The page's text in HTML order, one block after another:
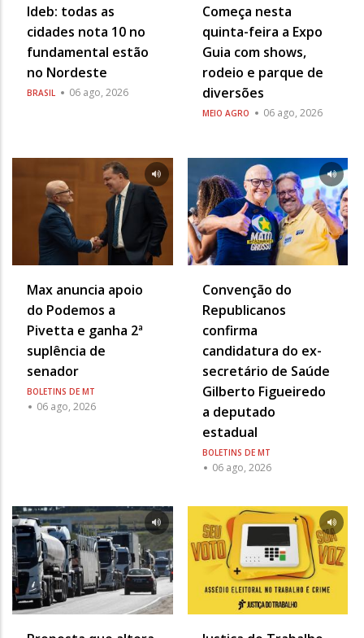
Ideb: todas as
cidades nota 10 no
fundamental estão
no Nordeste
BRASIL 06 ago, 2026
Começa nesta
quinta-feira a Expo
Guia com shows,
rodeio e parque de
diversões
MEIO AGRO 06 ago, 2026
Max anuncia apoio
do Podemos a
Pivetta e ganha 2ª
suplência de
senador
BOLETINS DE MT
06 ago, 2026
Convenção do
Republicanos
confirma
candidatura do ex-
secretário de Saúde
Gilberto Figueiredo
a deputado
estadual
BOLETINS DE MT
06 ago, 2026